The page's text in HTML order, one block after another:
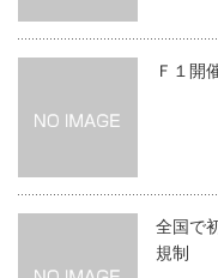
Ｆ１開
全国で
規制